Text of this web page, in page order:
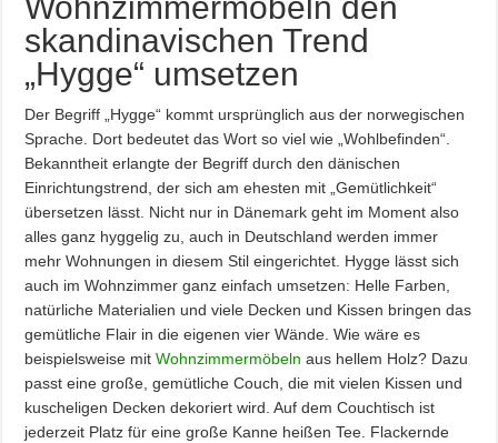
Wohnzimmermöbeln den
skandinavischen Trend
„Hygge“ umsetzen
Der Begriff „Hygge“ kommt ursprünglich aus der norwegischen
Sprache. Dort bedeutet das Wort so viel wie „Wohlbefinden“.
Bekanntheit erlangte der Begriff durch den dänischen
Einrichtungstrend, der sich am ehesten mit „Gemütlichkeit“
übersetzen lässt. Nicht nur in Dänemark geht im Moment also
alles ganz hyggelig zu, auch in Deutschland werden immer
mehr Wohnungen in diesem Stil eingerichtet. Hygge lässt sich
auch im Wohnzimmer ganz einfach umsetzen: Helle Farben,
natürliche Materialien und viele Decken und Kissen bringen das
gemütliche Flair in die eigenen vier Wände. Wie wäre es
beispielsweise mitWohnzimmermöbeln aus hellem Holz? Dazu
passt eine große, gemütliche Couch, die mit vielen Kissen und
kuscheligen Decken dekoriert wird. Auf dem Couchtisch ist
jederzeit Platz für eine große Kanne heißen Tee. Flackernde